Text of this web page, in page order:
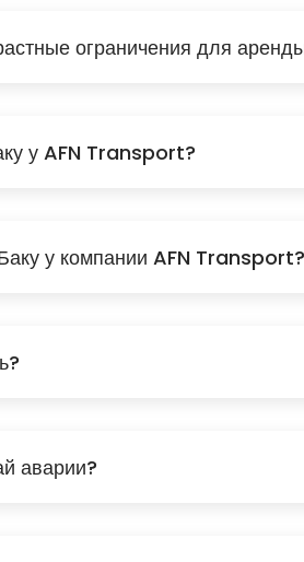
ограничения для
у AFN Transport?
у компании AFN Transport?
аварии?